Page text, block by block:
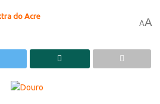
do Acre
AA